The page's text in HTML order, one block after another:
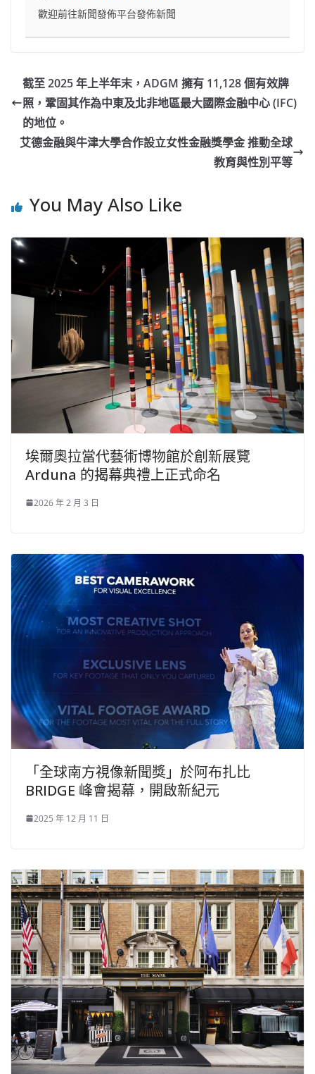
歡迎前往新聞發佈平台發佈新聞
截至 2025 年上半年末，ADGM 擁有 11,128 個有效牌
照，鞏固其作為中東及北非地區最大國際金融中心 (IFC)
的地位。
艾德金融與牛津大學合作設立女性金融獎學金 推動全球
教育與性別平等
You May Also Like
埃爾奧拉當代藝術博物館於創新展覽
Arduna 的揭幕典禮上正式命名
2026 年 2 月 3 日
「全球南方視像新聞獎」於阿布扎比
BRIDGE 峰會揭幕，開啟新紀元
2025 年 12 月 11 日